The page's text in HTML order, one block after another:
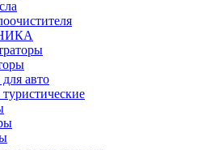
авто